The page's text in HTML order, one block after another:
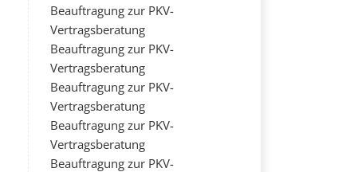
Beauftragung zur PKV-
Vertragsberatung
Beauftragung zur PKV-
Vertragsberatung
Beauftragung zur PKV-
Vertragsberatung
Beauftragung zur PKV-
Vertragsberatung
Beauftragung zur PKV-